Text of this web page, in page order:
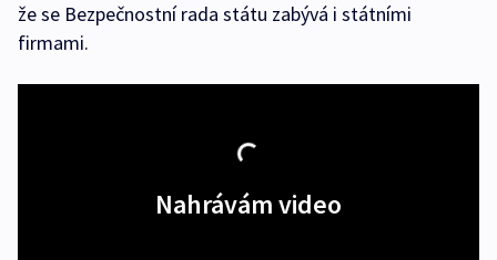
že se Bezpečnostní rada státu zabývá i státními
firmami.
Nahrávám video